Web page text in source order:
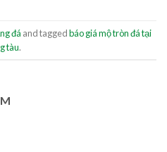
đá and taggedbáo giá mộ tròn đá tại
tàu.